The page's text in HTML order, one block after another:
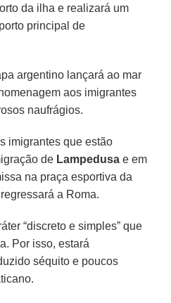
da ilha e realizará um
principal de
argentino lançará ao mar
aos imigrantes
naufrágios.
imigrantes que estão
de Lampedusa e em
na praça esportiva da
a Roma.
“discreto e simples” que
Por isso, estará
séquito e poucos